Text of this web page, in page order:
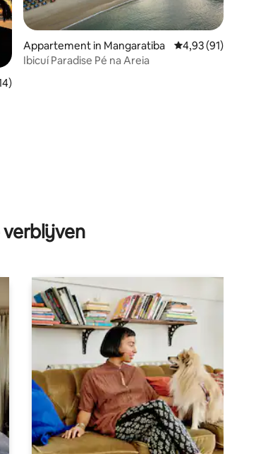
beoordeling van 4,94 op 5, 114 recensies
Appartement in Mangaratiba Gemiddelde
4,93 (91)
Ibicuí Paradise Pé na Areia